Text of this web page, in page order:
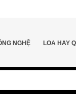
NGHỆ LOA HAY